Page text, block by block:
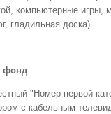
компьютерные игры,
гладильная доска)
фонд
"Номер первой
с кабельным